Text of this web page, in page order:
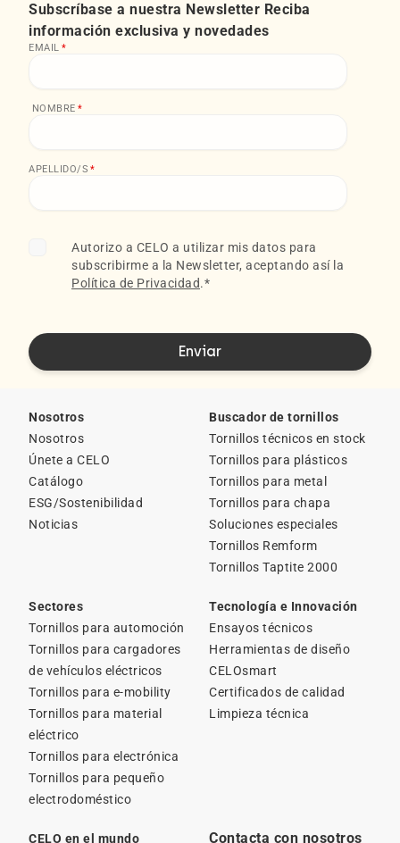
Subscríbase a nuestra Newsletter Reciba
información exclusiva y novedades
EMAIL *
NOMBRE *
APELLIDO/S *
Autorizo a CELO a utilizar mis datos para
subscribirme a la Newsletter, aceptando así la
Política de Privacidad.*
Nosotros
Nosotros
Únete a CELO
Catálogo
ESG/Sostenibilidad
Noticias
Buscador de tornillos
Tornillos técnicos en stock
Tornillos para plásticos
Tornillos para metal
Tornillos para chapa
Soluciones especiales
Tornillos Remform
Tornillos Taptite 2000
Sectores
Tornillos para automoción
Tornillos para cargadores
de vehículos eléctricos
Tornillos para e-mobility
Tornillos para material
eléctrico
Tornillos para electrónica
Tornillos para pequeño
electrodoméstico
Tecnología e Innovación
Ensayos técnicos
Herramientas de diseño
CELOsmart
Certificados de calidad
Limpieza técnica
CELO en el mundo Contacta con nosotros